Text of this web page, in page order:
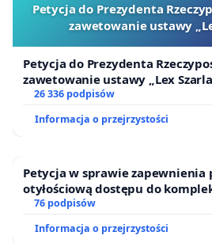
Petycja do Prezydenta
zawetowanie ustawy
Petycja do Prezydenta
zawetowanie ustawy „Lex
26 336 podpisów
Informacja o przejrzystości
Petycja w sprawie zapewnienia
otyłościową dostępu do
oraz programów
76 podpisów
Informacja o przejrzystości